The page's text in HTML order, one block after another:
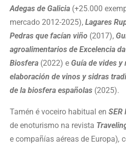
Adegas de Galicia (+25.000
mercado 2012-2025), Lagares
Pedras que facían viño (2017),
agroalimentarios de Excelencia
Biosfera (2022) e Guía de vides y
elaboración de vinos y sidras
de la biosfera españolas (2025).
Tamén é voceiro habitual en SER
de enoturismo na revista
e compañías aéreas de Europa),